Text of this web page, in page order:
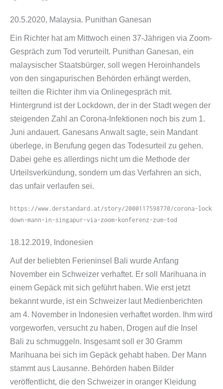
20.5.2020, Malaysia. Punithan Ganesan
Ein Richter hat am Mittwoch einen 37-​Jährigen via Zoom-​
Gespräch zum Tod verurteilt. Punithan Ganesan, ein
malaysischer Staatsbürger, soll wegen Heroinhandels
von den singapurischen Behörden erhängt werden,
teilten die Richter ihm via Onlinegespräch mit.
Hintergrund ist der Lockdown, der in der Stadt wegen der
steigenden Zahl an Corona-​Infektionen noch bis zum 1.
Juni andauert. Ganesans Anwalt sagte, sein Mandant
überlege, in Berufung gegen das Todesurteil zu gehen.
Dabei gehe es allerdings nicht um die Methode der
Urteilsverkündung, sondern um das Verfahren an sich,
das unfair verlaufen sei.
https://​www​.derstandard​.at/​s​t​o​r​y​/​2​0​0​0​1​1​7​5​9​8​7​7​0​/​c​o​r​o​n​a​-​l​o​c​k​
d​o​w​n​-​m​a​n​n​-​i​n​-​s​i​n​g​a​p​u​r​-​v​i​a​-​z​o​o​m​-​k​o​n​f​e​r​e​n​z​-​z​u​m​-​tod
18.12.2019, Indonesien
Auf der beliebten Ferieninsel Bali wurde Anfang
November ein Schweizer verhaftet. Er soll Marihuana in
einem Gepäck mit sich geführt haben. Wie erst jetzt
bekannt wurde, ist ein Schweizer laut Medienberichten
am 4. November in Indonesien verhaftet worden. Ihm wird
vorgeworfen, versucht zu haben, Drogen auf die Insel
Bali zu schmuggeln. Insgesamt soll er 30 Gramm
Marihuana bei sich im Gepäck gehabt haben. Der Mann
stammt aus Lausanne. Behörden haben Bilder
veröffentlicht, die den Schweizer in oranger Kleidung